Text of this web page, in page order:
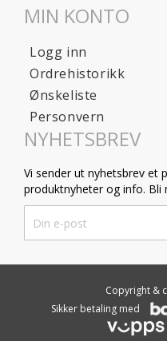
MIN KONTO
Logg inn
Ordrehistorikk
Ønskeliste
Personvern
NYHETSBREV
Vi sender ut nyhetsbrev et
produktnyheter og info. Bli
Up
for
Copyright &
Sikker betaling med